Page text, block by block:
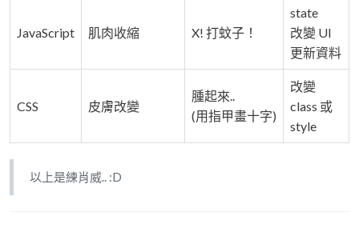
JavaScript 肌肉收縮 X! 打蚊子！
state
改變 UI
更新資料
CSS 皮膚改變
腫起來..
(用指甲畫十字)
改變
class 或
style
以上是練肖威.. :D